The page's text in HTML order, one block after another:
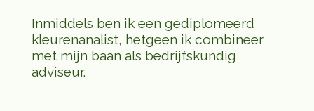
Inmiddels ben ik een gediplomeerd
kleurenanalist, hetgeen ik combineer
met mijn baan als bedrijfskundig
adviseur.